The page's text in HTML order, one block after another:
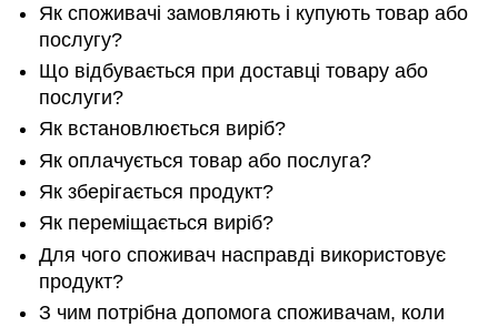
Як споживачі замовляють і купують товар або
послугу?
Що відбувається при доставці товару або
послуги?
Як встановлюється виріб?
Як оплачується товар або послуга?
Як зберігається продукт?
Як переміщається виріб?
Для чого споживач насправді використовує
продукт?
З чим потрібна допомога споживачам, коли